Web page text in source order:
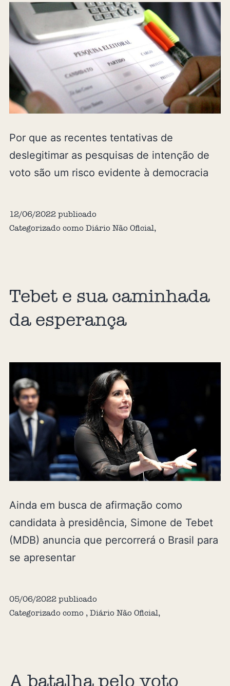
Por que as recentes tentativas de
deslegitimar as pesquisas de intenção de
voto são um risco evidente à democracia
12/06/2022publicado
Categorizado como Diário Não Oficial,
Tebet e sua caminhada
da esperança
Ainda em busca de afirmação como
candidata à presidência, Simone de Tebet
(MDB) anuncia que percorrerá o Brasil para
se apresentar
05/06/2022publicado
Categorizado como , Diário Não Oficial,
A batalha pelo voto